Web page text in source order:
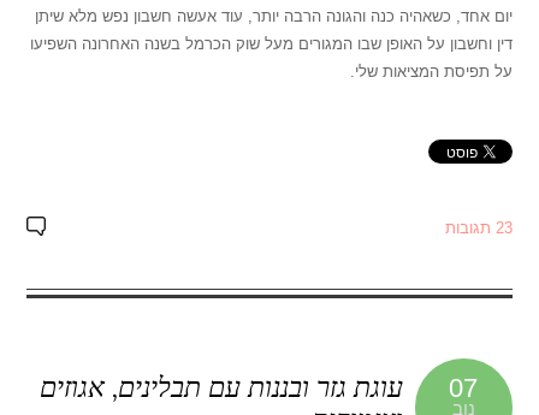
יום אחד, כשאהיה כנה והגונה הרבה יותר, עוד אעשה חשבון נפש מלא שיתן
דין וחשבון על האופן שבו המגורים מעל שוק הכרמל בשנה האחרונה השפיעו
על תפיסת המציאות שלי.
23 תגובות
07
נוב
עוגת גזר ובננות עם תבלינים, אגוזים